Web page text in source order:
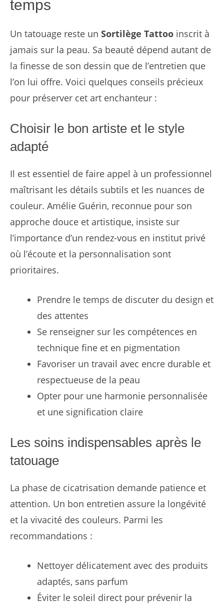
temps
Un tatouage reste un Sortilège Tattoo inscrit à
jamais sur la peau. Sa beauté dépend autant de
la finesse de son dessin que de l’entretien que
l’on lui offre. Voici quelques conseils précieux
pour préserver cet art enchanteur :
Choisir le bon artiste et le style
adapté
Il est essentiel de faire appel à un professionnel
maîtrisant les détails subtils et les nuances de
couleur. Amélie Guérin, reconnue pour son
approche douce et artistique, insiste sur
l’importance d’un rendez-vous en institut privé
où l’écoute et la personnalisation sont
prioritaires.
Prendre le temps de discuter du design et
des attentes
Se renseigner sur les compétences en
technique fine et en pigmentation
Favoriser un travail avec encre durable et
respectueuse de la peau
Opter pour une harmonie personnalisée
et une signification claire
Les soins indispensables après le
tatouage
La phase de cicatrisation demande patience et
attention. Un bon entretien assure la longévité
et la vivacité des couleurs. Parmi les
recommandations :
Nettoyer délicatement avec des produits
adaptés, sans parfum
Éviter le soleil direct pour prévenir la